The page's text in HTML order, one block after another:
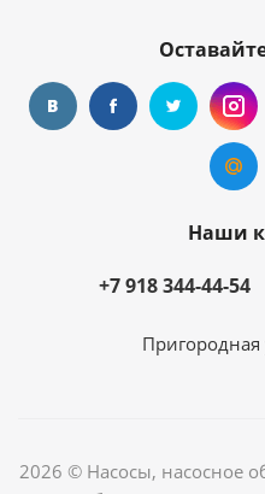
Наши
+7 918 344-44-54
Пригородная
2026 © Насосы, насосное